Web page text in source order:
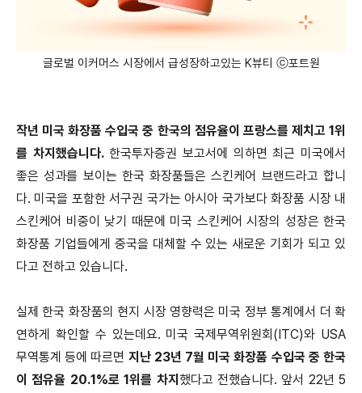
글로벌 이커머스 시장에서 급성장하고있는 K뷰티 ⓒ포트원
작년 미국 화장품 수입국 중 한국의 점유율이 프랑스를 제치고 1위
를 차지했습니다.한국투자증권 보고서에 의하면 최근 미국에서
좋은 성과를 보이는 한국 화장품들은 스킨케어 브랜드라고 합니
다. 미국을 포함한 서구권 국가는 아시아 국가보다 화장품 시장 내
스킨케어 비중이 낮기 때문에 미국 스킨케어 시장의 성장은 한국
화장품 기업들에게 중국을 대체할 수 있는 새로운 기회가 되고 있
다고 전하고 있습니다.
실제 한국 화장품의 현지 시장 영향력은 미국 정부 통계에서 더 확
연하게 확인할 수 있는데요. 미국 국제무역위원회(ITC)와 USA
무역통계 등에 따르면 지난 23년 7월 미국 화장품 수입국 중 한국
이 점유율 20.1%로 1위를 차지 했다고 전했습니다. 앞서 22년 5